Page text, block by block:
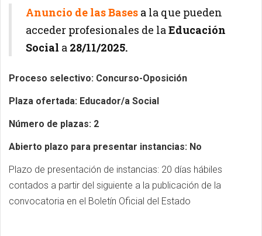
Anuncio de las Bases a la que pueden
acceder profesionales de laEducación
Social a 28/11/2025.
Proceso selectivo: Concurso-Oposición
Plaza ofertada: Educador/a Social
Número de plazas: 2
Abierto plazo para presentar instancias: No
Plazo de presentación de instancias: 20 días hábiles
contados a partir del siguiente a la publicación de la
convocatoria en el Boletín Oficial del Estado